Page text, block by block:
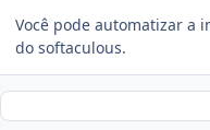
Você pode automatizar a
do softaculous.